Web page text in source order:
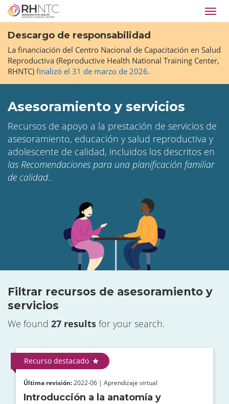
Pasar
contenido
principal
Descargo de responsabilidad
La financiación del Centro Nacional de Capacitación en Salud
Reproductiva (Reproductive Health National Training Center,
RHNTC) finalizó el 31 de marzo de 2026.
Asesoramiento y servicios
Recursos de apoyo a la prestación de servicios de
asesoramiento, educación y salud reproductiva y
adolescente de calidad, incluidos los descritos en
las Recomendaciones para una planificación familiar
de calidad..
Filtrar recursos de asesoramiento y
servicios
We found 27 results for your search.
Recurso destacado
Última revisión: 2022-06 | Aprendizaje virtual
Introducción a la anatomía y